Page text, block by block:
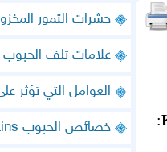
:
حشرات التمور
علامات تلف الحبوب
العوامل التي تؤثر
خصائص الحبوب Properties Of Food Grains